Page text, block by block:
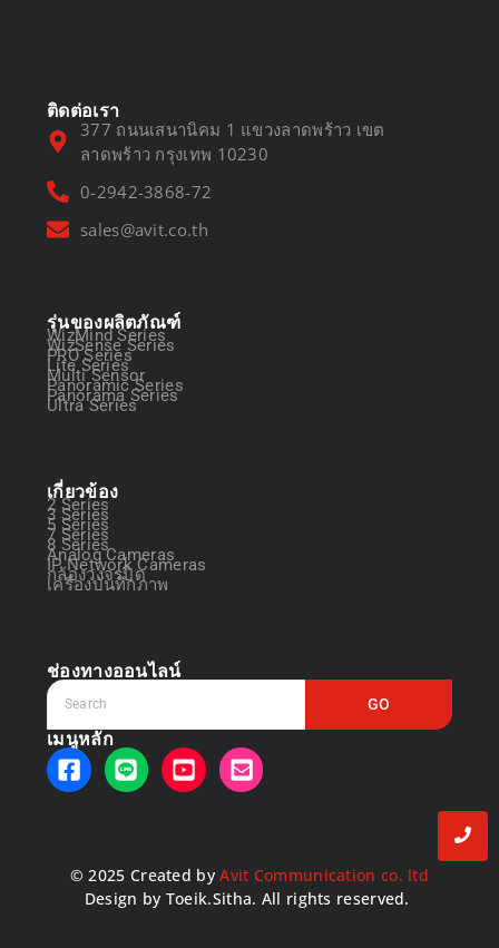
ติดต่อเรา
377 ถนนเสนานิคม 1 แขวงลาดพร้าว เขต
ลาดพร้าว กรุงเทพ 10230
0-2942-3868-72
sales@avit.co.th
รุ่นของผลิตภัณฑ์
WizMind Series
WizSense Series
PRO Series
Lite Series
Multi Sensor
Panoramic Series
Panorama Series
Ultra Series
เกี่ยวข้อง
2 Series
3 Series
5 Series
7 Series
8 Series
Analog Cameras
IP Network Cameras
กล้องวงจรปิด
เครื่องบันทึกภาพ
ช่องทางออนไลน์
GO
เมนูหลัก
© 2025 Created byAvit Communication co. ltd
Design by Toeik.Sitha. All rights reserved.